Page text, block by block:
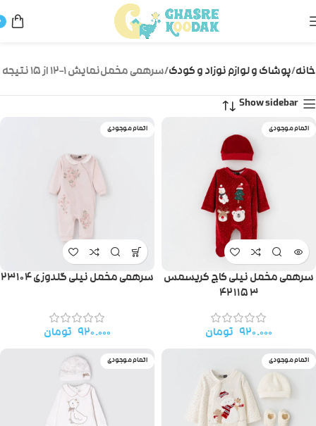
خانه پوشاک و لوازم نوزاد و کودک سرهمی مخملنمایش 1–12 از 15 نتیجه
Show sidebar
اتمام موجودی
سرهمی مخمل نیلی کاج کریسمس
۴۲۱۱۵۳
۹۲۰.۰۰۰ تومان
اتمام موجودی
سرهمی مخمل نیلی گلدوزی ۲۳۱۰۴
۹۲۰.۰۰۰ تومان
اتمام موجودی اتمام موجودی